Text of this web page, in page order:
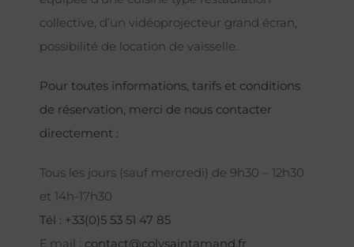
collective, d’un vidéoprojecteur grand écran,
possibilité de location de vaisselle.
Pour toutes informations, tarifs et conditions
de réservation, merci de nous contacter
directement :
Tous les jours (sauf mercredi) de 9h30 – 12h30
et 14h-17h30
Tél : +33(0)5 53 51 47 85
E.mail : contact@colysaintamand.fr